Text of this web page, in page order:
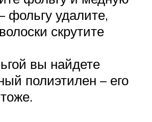
фольгу удалите,
скрутите
вы найдете
полиэтилен – его